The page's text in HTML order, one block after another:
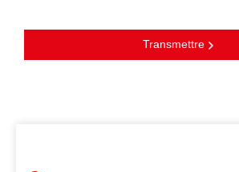
Transmettre